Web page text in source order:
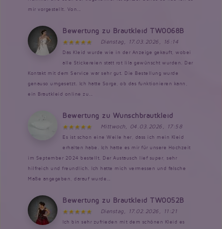
mir vorgestellt. Von...
Bewertung zu Brautkleid TW0068B
Dienstag, 17.03.2026, 16:14
Das Kleid wurde wie in der Anzeige gekauft, wobei
alle Stickereien statt rot lila gewünscht wurden. Der
Kontakt mit dem Service war sehr gut. Die Bestellung wurde
genauso umgesetzt. Ich hatte Sorge, ob das funktionieren kann,
ein Brautkleid online zu...
Bewertung zu Wunschbrautkleid
Mittwoch, 04.03.2026, 17:58
Es ist schon eine Weile her, dass ich mein Kleid
erhalten habe. Ich hatte es mir für unsere Hochzeit
im September 2024 bestellt. Der Austausch lief super, sehr
hilfreich und freundlich. Ich hatte mich vermessen und falsche
Maße angegeben, darauf wurde...
Bewertung zu Brautkleid TW0052B
Dienstag, 17.02.2026, 11:21
Ich bin sehr zufrieden mit dem schönen Kleid es